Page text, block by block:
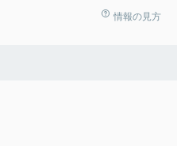
情報の見方